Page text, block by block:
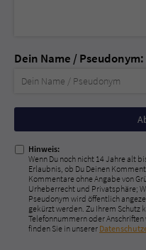
Dein Name / Pseudonym:
Nicht
ausfüllen!
Hinweis:
Wenn Du noch nicht 14 Jahre alt
Erlaubnis, ob Du Deinen
Kommentare ohne Angabe von
Urheberrecht und Privatsphäre;
Pseudonym wird öffentlich
gekürzt werden. Zu Ihrem Schutz
Telefonnummern oder
finden Sie in unserer